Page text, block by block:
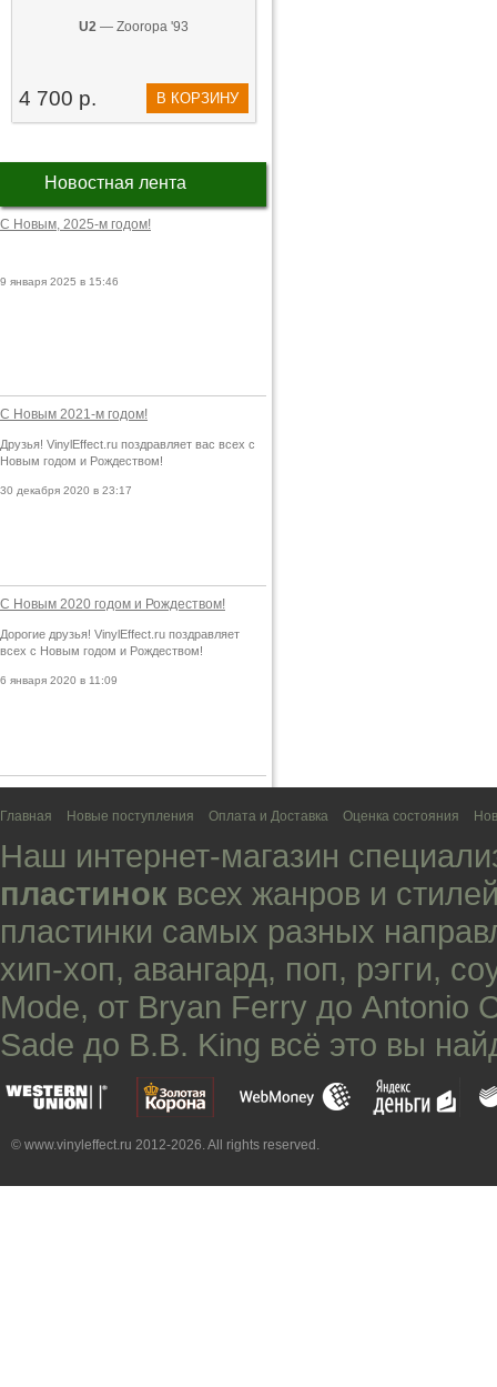
U2 — Zooropa '93
4 700 р. В КОРЗИНУ
Новостная лента
С Новым, 2025-м годом!
9 января 2025 в 15:46
С Новым 2021-м годом!
Друзья! VinylEffect.ru поздравляет вас всех с
Новым годом и Рождеством!
30 декабря 2020 в 23:17
С Новым 2020 годом и Рождеством!
Дорогие друзья! VinylEffect.ru поздравляет
всех с Новым годом и Рождеством!
6 января 2020 в 11:09
Главная Новые поступления Оплата и Доставка Оценка состояния
Наш интернет-магазин
пластинок всех жанров и
пластинки самых разных
хип-хоп, авангард, поп, рэгги,
Mode, от Bryan Ferry до Antonio
Sade до B.B. King всё это вы
© www.vinyleffect.ru 2012-2026. All rights reserved.